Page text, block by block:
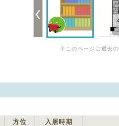
※このページは過去の
方位 入居時期